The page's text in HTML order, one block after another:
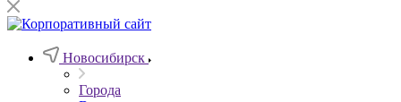
Новосибирск
Города